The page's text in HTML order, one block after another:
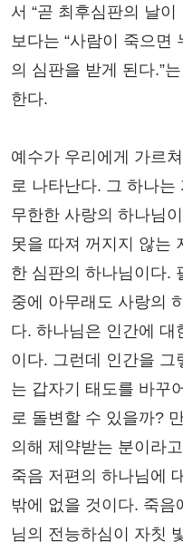
서 “곧 최후심판의 날이
보다는 “사람이 죽으면
의 심판을 받게 된다.”
한다.
예수가 우리에게 가르
로 나타난다. 그 하나는
무한한 사랑의 하나님
못을 따져 꺼지지 않는
한 심판의 하나님이다.
중에 아무래도 사랑의
다. 하나님은 인간에 대
이다. 그런데 인간을 그
는 갑자기 태도를 바꾸
로 돌변할 수 있을까?
의해 제약받는 분이라
죽음 저편의 하나님에
밖에 없을 것이다. 죽
님의 전능하심이 자칫